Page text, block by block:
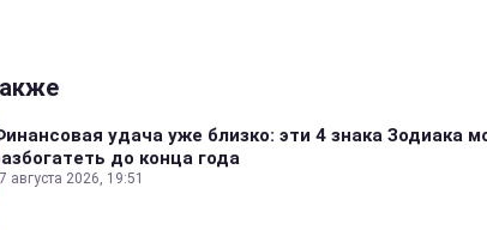
удача уже близко: эти 4 знака Зодиака
до конца года
августа 2026, 19:51